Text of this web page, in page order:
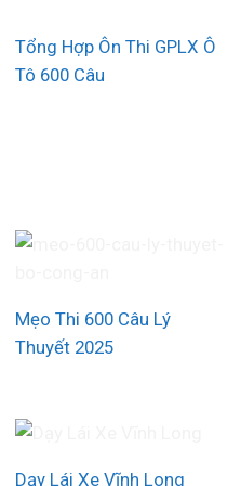
Tổng Hợp Ôn Thi GPLX Ô
Tô 600 Câu
Mẹo Thi 600 Câu Lý
Thuyết 2025
Dạy Lái Xe Vĩnh Long